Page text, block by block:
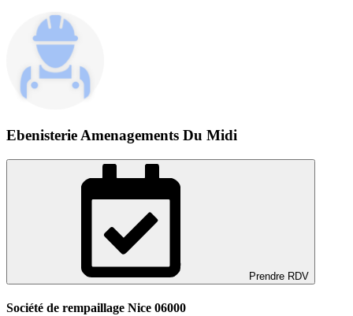
Ebenisterie Amenagements Du Midi
Prendre RDV
Société de rempaillage Nice 06000